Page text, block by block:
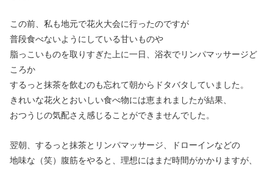
この前、私も地元で花火大会に行ったのですが
普段食べないようにしている甘いものや
脂っこいものを取りすぎた上に一日、浴衣でリンパマッサージど
ころか
するっと抹茶を飲むのも忘れて朝からドタバタしていました。
きれいな花火とおいしい食べ物には恵まれましたが結果、
おつうじの気配さえ感じることができませんでした。
翌朝、するっと抹茶とリンパマッサージ、ドローインなどの
地味な（笑）腹筋をやると、理想にはまだ時間がかかりますが、